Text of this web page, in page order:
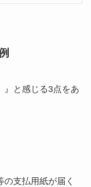
』と感じる3点をあ
支払用紙が届く